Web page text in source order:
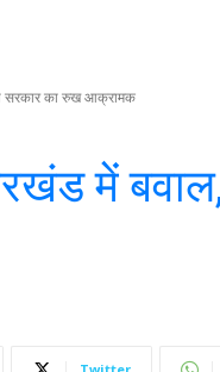
सरकार का रुख आक्रामक
में